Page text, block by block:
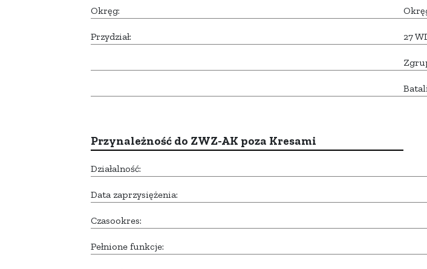
Okręg:
Przydział: 27
Przynależność do ZWZ-AK poza Kresami
Działalność:
Data zaprzysiężenia:
Czasookres:
Pełnione funkcje: